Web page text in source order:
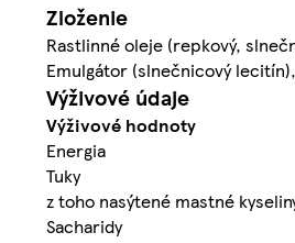
Zloženie
Rastlinné oleje (repkový,
Emulgátor (slnečnicový
Výživové údaje
Výživové hodnoty
Energia
Tuky
z toho nasýtené mastné
Sacharidy